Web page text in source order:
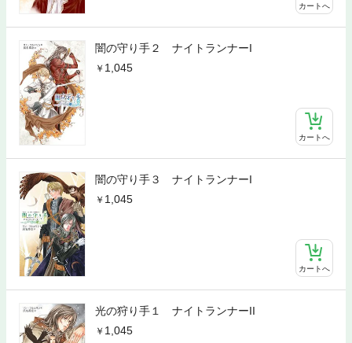
カートへ
闇の守り手２ ナイトランナーI
1,045
カートへ
闇の守り手３ ナイトランナーI
1,045
カートへ
光の狩り手１ ナイトランナーII
1,045